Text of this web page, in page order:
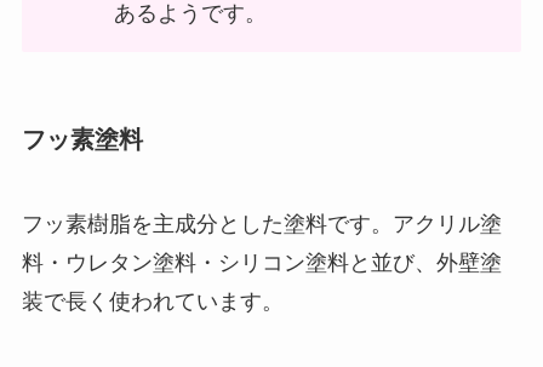
あるようです。
フッ素塗料
フッ素樹脂を主成分とした塗料です。アクリル塗
料・ウレタン塗料・シリコン塗料と並び、外壁塗
装で長く使われています。